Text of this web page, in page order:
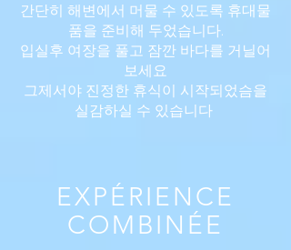
간단히 해변에서 머물 수 있도록 휴대물
품을 준비해 두었습니다.
입실후 여장을 풀고 잠깐 바다를 거닐어
보세요
그제서야 진정한 휴식이 시작되었슴을
실감하실 수 있습니다
EXPÉRIENCE
COMBINÉE